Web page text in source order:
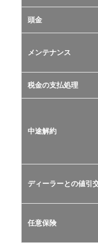
ブス
クリ
2.2
カー
リー
カー
ング
2.4
ー
頭金
メンテナンス
税金の支払処理
中途解約
ディーラーとの値引
任意保険